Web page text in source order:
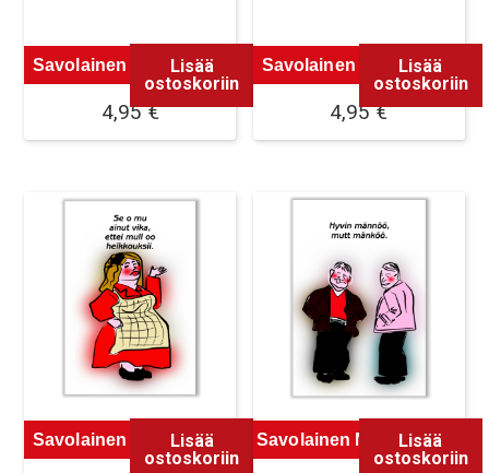
Savolainen Magneetti 7
4,95€
Lisää
ostoskoriin
Savolainen Magneetti 8
4,95€
Lisää
ostoskoriin
Savolainen Magneetti 9
Lisää
ostoskoriin
Savolainen Magneetti 10
Lisää
ostoskoriin